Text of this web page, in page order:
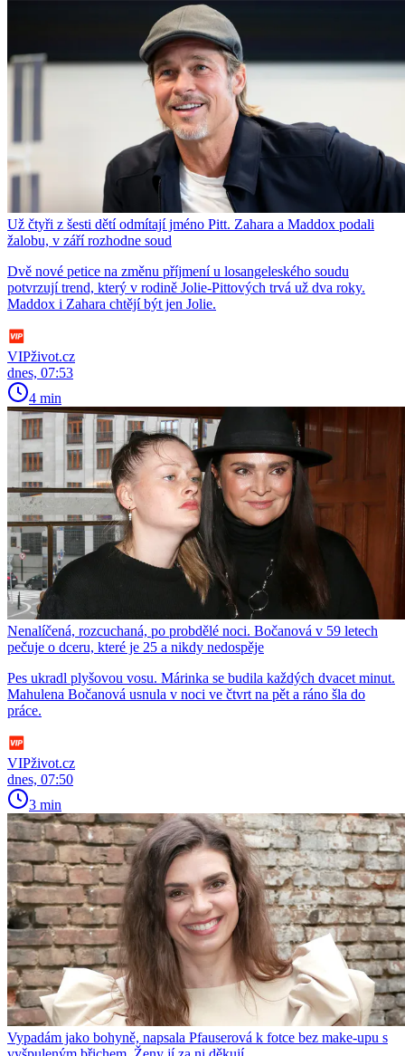
Už čtyři z šesti dětí odmítají jméno Pitt. Zahara a Maddox podali
žalobu, v září rozhodne soud
Dvě nové petice na změnu příjmení u losangeleského soudu
potvrzují trend, který v rodině Jolie-Pittových trvá už dva roky.
Maddox i Zahara chtějí být jen Jolie.
VIPživot.cz
dnes, 07:53
4 min
Nenalíčená, rozcuchaná, po probdělé noci. Bočanová v 59 letech
pečuje o dceru, které je 25 a nikdy nedospěje
Pes ukradl plyšovou vosu. Márinka se budila každých dvacet minut.
Mahulena Bočanová usnula v noci ve čtvrt na pět a ráno šla do
práce.
VIPživot.cz
dnes, 07:50
3 min
Vypadám jako bohyně, napsala Pfauserová k fotce bez make-upu s